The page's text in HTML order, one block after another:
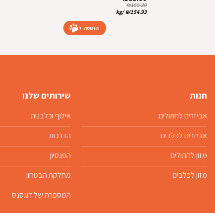
המקורי
היה: הוא:
₪55.00.
₪166.20
₪154.93
/
kg
הוספה לסל
חנות
אביזרים לחתולים
אביזרים לכלבים
מזון לחתולים
מזון לכלבים
שירותים שלנו
אילוף וכלבנות
הדרכות
הפנסיון
מחלקת הבטחון
המספרה של דוגסנס